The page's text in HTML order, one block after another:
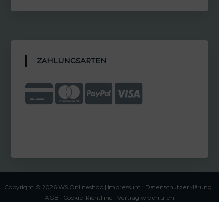
ZAHLUNGSARTEN
Copyright © 2026 WS Onlineshop | Impressum | Datenschutzerklärung |
AGB | Cookie-Richtlinie | Vertrag widerrufen